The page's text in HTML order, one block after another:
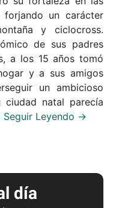
forjando un carácter
y ciclocross.
de sus padres
a los 15 años tomó
y a sus amigos
un ambicioso
ciudad natal parecía
día